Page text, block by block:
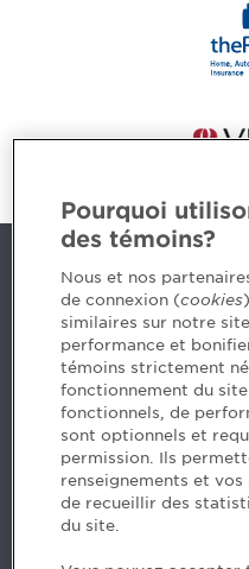
Contact us
5, Place Ville Marie,
H3B 2G2
www.cpaquebec.ca
Questions? Ask our
Want to make the
our job offers >
Pourquoi
des témoins?
Nous et nos
de connexion (cookies
similaires sur notre
performance et
témoins strictement
fonctionnement du
fonctionnels, de
sont optionnels et
permission. Ils
renseignements et
de recueillir des
du site.